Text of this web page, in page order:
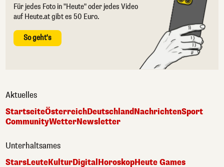
Für jedes Foto in "Heute" oder jedes Video
auf Heute.at gibt es 50 Euro.
So geht's
Aktuelles
StartseiteÖsterreichDeutschlandNachrichtenSport
CommunityWetterNewsletter
Unterhaltsames
StarsLeuteKulturDigital HoroskopHeute Games